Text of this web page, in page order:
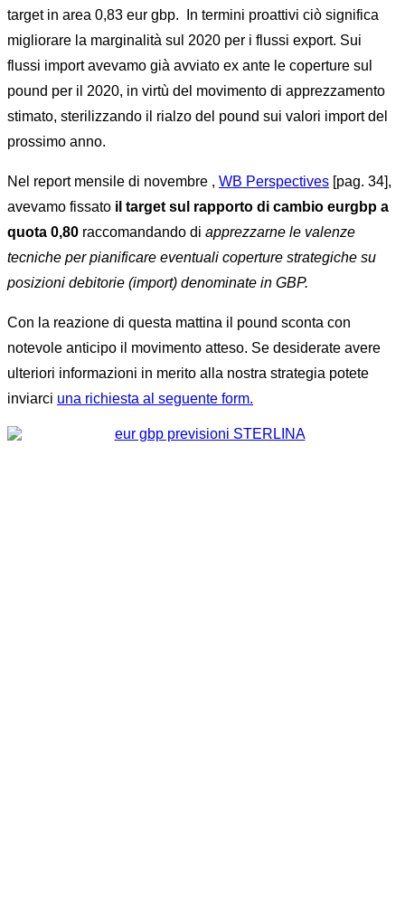
target in area 0,83 eur gbp. In termini proattivi ciò significa
migliorare la marginalità sul 2020 per i flussi export. Sui
flussi import avevamo già avviato ex ante le coperture sul
pound per il 2020, in virtù del movimento di apprezzamento
stimato, sterilizzando il rialzo del pound sui valori import del
prossimo anno.
Nel report mensile di novembre , WB Perspectives [pag. 34],
avevamo fissato il target sul rapporto di cambio eurgbp a
quota 0,80 raccomandando di apprezzarne le valenze
tecniche per pianificare eventuali coperture strategiche su
posizioni debitorie (import) denominate in GBP.
Con la reazione di questa mattina il pound sconta con
notevole anticipo il movimento atteso. Se desiderate avere
ulteriori informazioni in merito alla nostra strategia potete
inviarci una richiesta al seguente form.